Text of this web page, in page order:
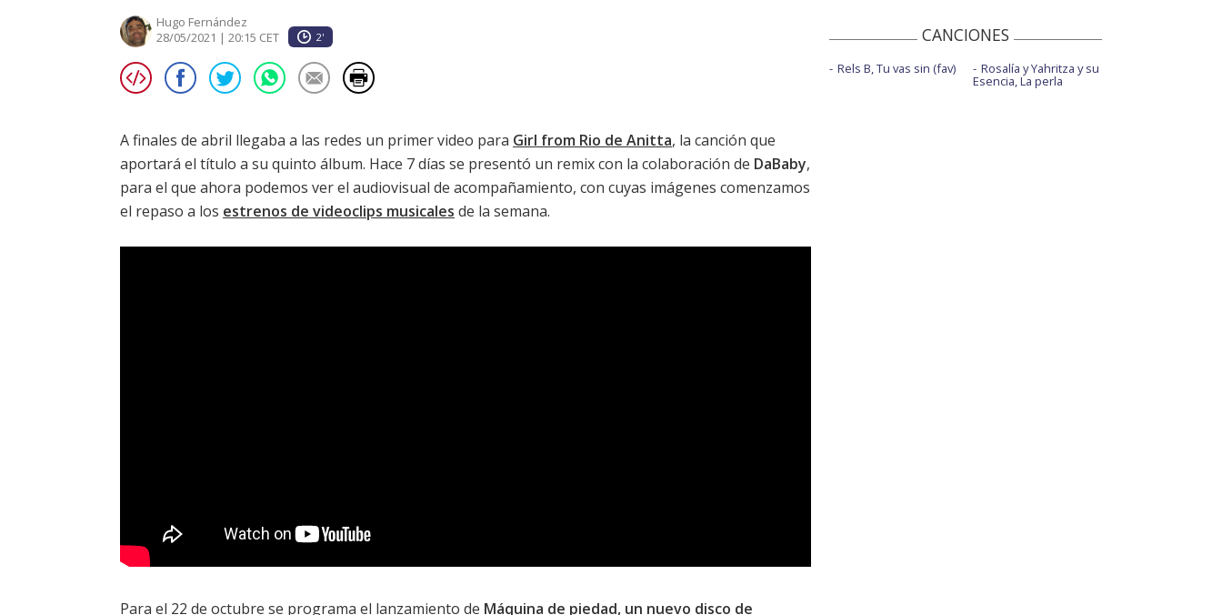
Hugo Fernández
28/05/2021 | 20:15 CET
2'
A finales de abril llegaba a las redes un primer video para Girl from Rio de Anitta, la canción que
aportará el título a su quinto álbum. Hace 7 días se presentó un remix con la colaboración de DaBaby,
para el que ahora podemos ver el audiovisual de acompañamiento, con cuyas imágenes comenzamos
el repaso a los estrenos de videoclips musicales de la semana.
Para el 22 de octubre se programa el lanzamiento de Máquina de piedad, un nuevo disco de
CANCIONES
Rels B, Tu vas sin (fav) Rosalía y Yahritza y su
Esencia, La perla